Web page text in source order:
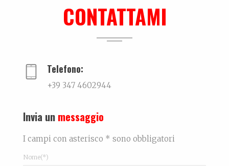
Quando l’essere ripetitivo, quasi ossessivo, si...
CONTATTAMI
Telefono:
+39 347 4602944
Invia un messaggio
I campi con asterisco * sono obbligatori
Nome(*)